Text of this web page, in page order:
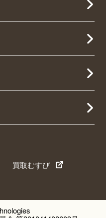
買取むすび